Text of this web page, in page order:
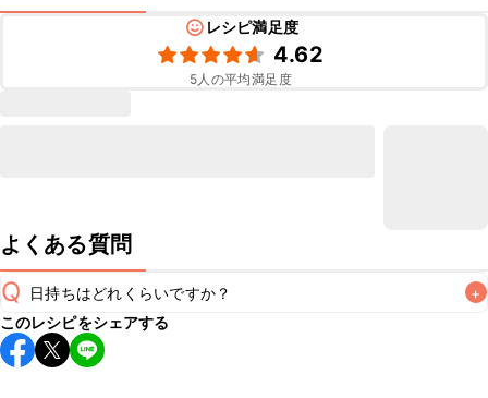
レシピ満足度
4.62
5人の平均満足度
よくある質問
Q 日持ちはどれくらいですか？ +
保存期間は冷蔵で当日中が目安です。なるべくお早めにお召
し上がりください。
このレシピをシェアする